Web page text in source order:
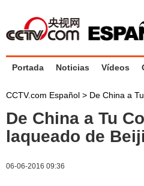
Portada Noticias Vídeos
CCTV.com Español > De China a
De China a Tu
laqueado de
06-06-2016 09:36